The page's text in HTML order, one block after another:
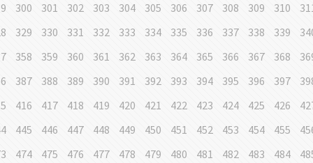
300 301 302 303 304 305 306 307 308 309 310
329 330 331 332 333 334 335 336 337 338 339
358 359 360 361 362 363 364 365 366 367 368
387 388 389 390 391 392 393 394 395 396 397
416 417 418 419 420 421 422 423 424 425 426
445 446 447 448 449 450 451 452 453 454 455
474 475 476 477 478 479 480 481 482 483 484